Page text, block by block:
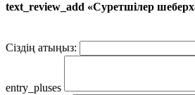
text_review_add «Суретшілер
Сіздің атыңыз:
entry_pluses